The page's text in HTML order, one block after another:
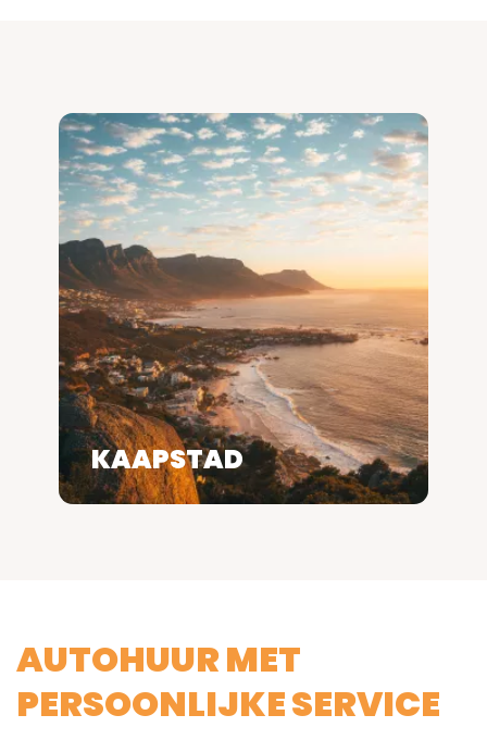
KAAPSTAD
AUTOHUUR MET
PERSOONLIJKE SERVICE